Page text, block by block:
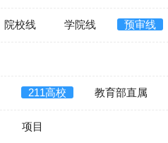
院校线 学院线 预审线
211高校 教育部直属
项目